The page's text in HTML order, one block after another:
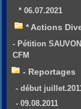
* 06.07.2021
* Actions
- Pétition
CFM
- Reportages
- début
- 09.08.2011